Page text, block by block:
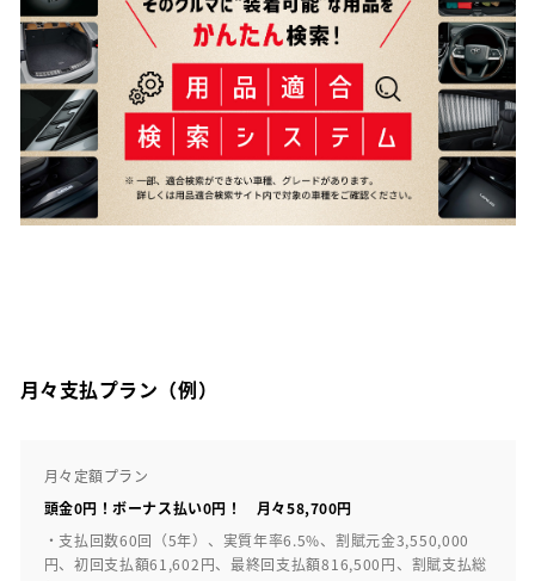
月々支払プラン（例）
月々定額プラン
頭金0円！ボーナス払い0円！ 月々58,700円
・支払回数60回（5年）、実質年率6.5%、割賦元金3,550,000
円、初回支払額61,602円、最終回支払額816,500円、割賦支払総